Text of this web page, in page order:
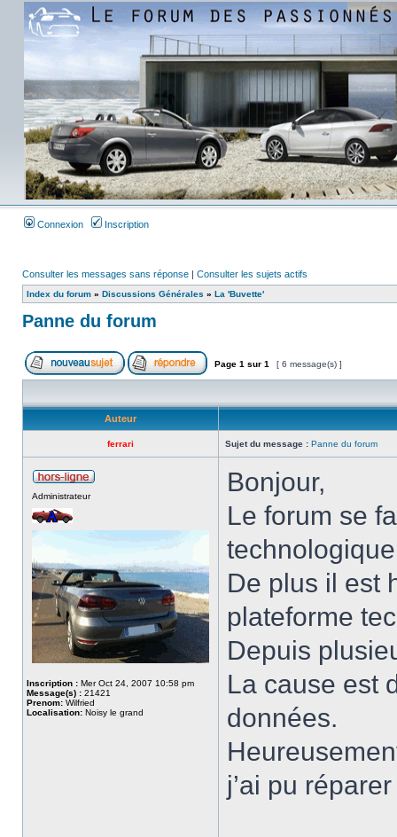
Connexion Inscription
Consulter les messages sans réponse | Consulter les sujets actifs
Index du forum » Discussions Générales » La 'Buvette'
Panne du forum
Page 1 sur 1 [ 6 message(s) ]
Auteur
ferrari Sujet du message : Panne du forum
Administrateur
Inscription : Mer Oct 24, 2007 10:58 pm
Message(s) : 21421
Prenom: Wilfried
Localisation: Noisy le grand
Bonjour,
Le forum se
De plus il est
plateforme
Depuis
La cause est
données.
j’ai pu